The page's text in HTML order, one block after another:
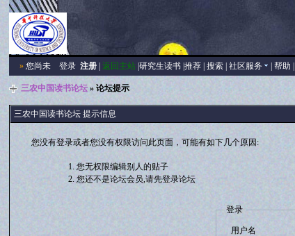
» 您尚未登录 注册 |返回主站 |研究生读书 |推荐 |搜索 |社区服务 |帮助
三农中国读书论坛 » 论坛提示
三农中国读书论坛 提示信息
您没有登录或者您没有权限访问此页面，可能有如下几个原因:
您无权限编辑别人的贴子
您还不是论坛会员,请先登录论坛
登录
用户名